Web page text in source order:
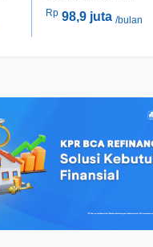
Rp 98,9 juta /bulan